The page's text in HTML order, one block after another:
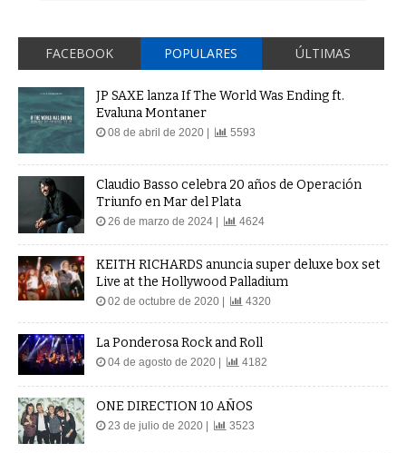
FACEBOOK POPULARES ÚLTIMAS
JP SAXE lanza If The World Was Ending ft.
Evaluna Montaner
08 de abril de 2020 | 5593
Claudio Basso celebra 20 años de Operación
Triunfo en Mar del Plata
26 de marzo de 2024 | 4624
KEITH RICHARDS anuncia super deluxe box set
Live at the Hollywood Palladium
02 de octubre de 2020 | 4320
La Ponderosa Rock and Roll
04 de agosto de 2020 | 4182
ONE DIRECTION 10 AÑOS
23 de julio de 2020 | 3523